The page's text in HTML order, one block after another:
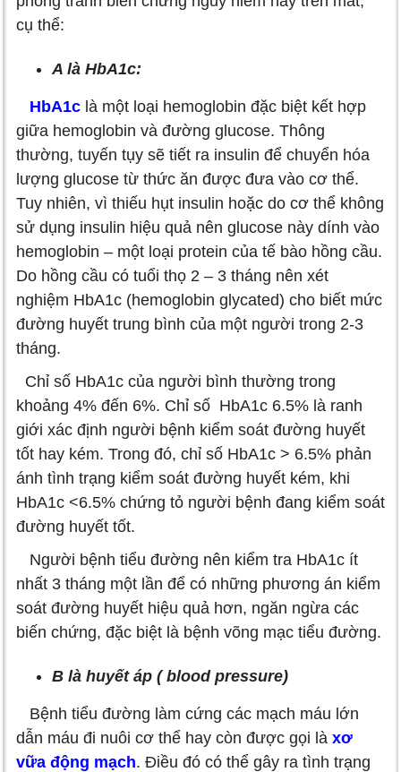
cụ thể:
A là HbA1c:
HbA1c là một loại hemoglobin đặc biệt kết hợp
giữa hemoglobin và đường glucose. Thông
thường, tuyến tụy sẽ tiết ra insulin để chuyển hóa
lượng glucose từ thức ăn được đưa vào cơ thể.
Tuy nhiên, vì thiếu hụt insulin hoặc do cơ thể không
sử dụng insulin hiệu quả nên glucose này dính vào
hemoglobin – một loại protein của tế bào hồng cầu.
Do hồng cầu có tuổi thọ 2 – 3 tháng nên xét
nghiệm HbA1c (hemoglobin glycated) cho biết mức
đường huyết trung bình của một người trong 2-3
tháng.
Chỉ số HbA1c của người bình thường trong
khoảng 4% đến 6%. Chỉ số HbA1c 6.5% là ranh
giới xác định người bệnh kiểm soát đường huyết
tốt hay kém. Trong đó, chỉ số HbA1c > 6.5% phản
ánh tình trạng kiểm soát đường huyết kém, khi
HbA1c <6.5% chứng tỏ người bệnh đang kiểm soát
đường huyết tốt.
Người bệnh tiểu đường nên kiểm tra HbA1c ít
nhất 3 tháng một lần để có những phương án kiểm
soát đường huyết hiệu quả hơn, ngăn ngừa các
biến chứng, đặc biệt là bệnh võng mạc tiểu đường.
B là huyết áp ( blood pressure)
Bệnh tiểu đường làm cứng các mạch máu lớn
dẫn máu đi nuôi cơ thể hay còn được gọi là xơ
vữa động mạch. Điều đó có thể gây ra tình trạng